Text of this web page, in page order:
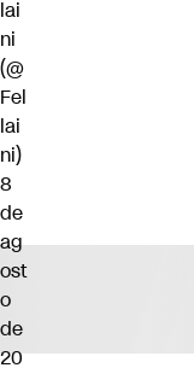
lai
ni
(@
Fel
lai
ni)
8
de
ag
ost
o
de
20